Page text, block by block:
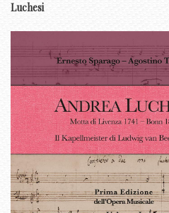
Luchesi